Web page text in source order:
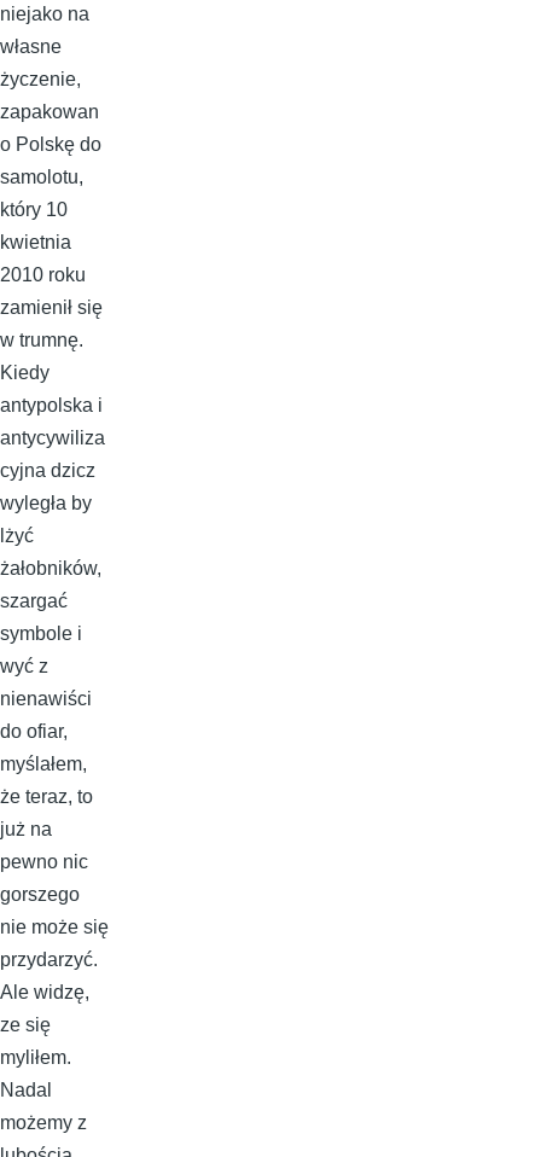
niejako na
własne
życzenie,
zapakowan
o Polskę do
samolotu,
który 10
kwietnia
2010 roku
zamienił się
w trumnę.
Kiedy
antypolska i
antycywiliza
cyjna dzicz
wyległa by
lżyć
żałobników,
szargać
symbole i
wyć z
nienawiści
do ofiar,
myślałem,
że teraz, to
już na
pewno nic
gorszego
nie może się
przydarzyć.
Ale widzę,
ze się
myliłem.
Nadal
możemy z